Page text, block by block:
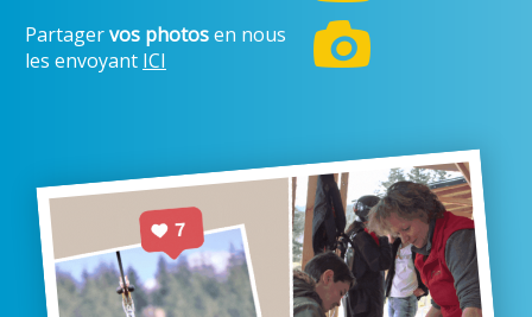
Partagervos photosen nous
les envoyant ICI